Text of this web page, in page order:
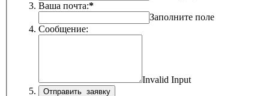
Ваша почта:*
Заполните поле
Сообщение:
Invalid Input